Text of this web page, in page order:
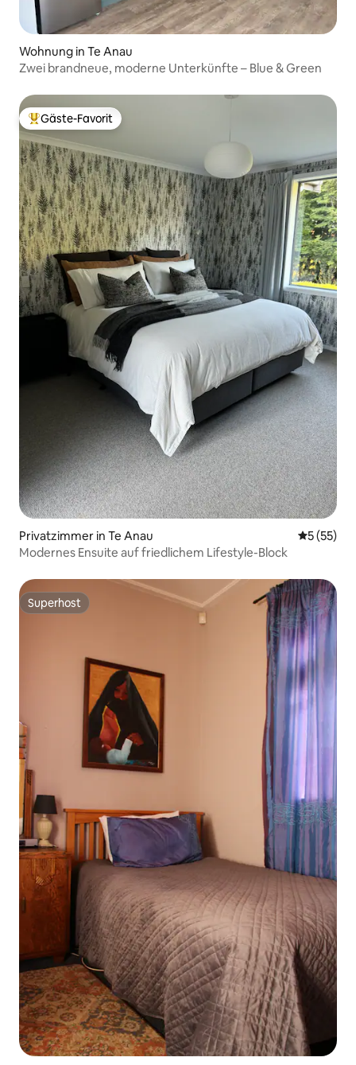
Wohnung in Te Anau
Zwei brandneue, moderne Unterkünfte – Blue & Green
Beliebter Gäste-Favorit.
Gäste-Favorit
Privatzimmer in Te Anau
5 (55)
Modernes Ensuite auf friedlichem Lifestyle-Block
Superhost
Superhost